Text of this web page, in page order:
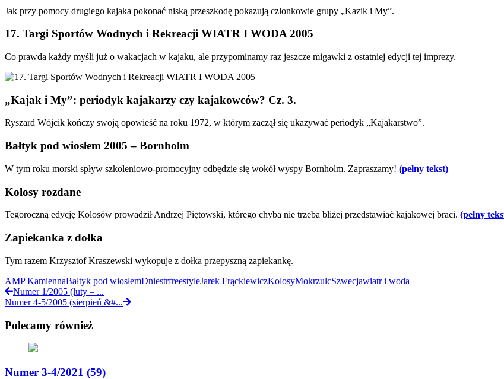
Jak przy pomocy drugiego kajaka pokonać niską przeszkodę pokazują członkowie grupy „Kazik i My”.
17. Targi Sportów Wodnych i Rekreacji WIATR I WODA 2005
Co prawda każdy myśli już o wakacjach w kajaku, ale przypominamy raz jeszcze migawki z ostatniej edycji tej imprezy.
„Kajak i My”: periodyk kajakarzy czy kajakowców? Cz. 3.
Ryszard Wójcik kończy swoją opowieść na roku 1972, w którym zaczął się ukazywać periodyk „Kajakarstwo”.
Bałtyk pod wiosłem 2005 – Bornholm
W tym roku morski spływ szkoleniowo-promocyjny odbędzie się wokół wyspy Bornholm. Zapraszamy! (pełny tekst)
Kolosy rozdane
Tegoroczną edycję Kolosów prowadził Andrzej Piętowski, którego chyba nie trzeba bliżej przedstawiać kajakowej braci. (pełny
Zapiekanka z dołka
Tym razem Krzysztof Kraszewski wykopuje z dołka przepyszną zapiekankę.
AMP KamiennaBałtyk pod wiosłemDniestrfreestyleJarek FrąckiewiczKolosyMokrzulcSzwecjawiatr i woda
Numer 1/2005 (luty – ...
Numer 4-5/2005 (sierpień &#...
Polecamy również
Numer 3-4/2021 (59)